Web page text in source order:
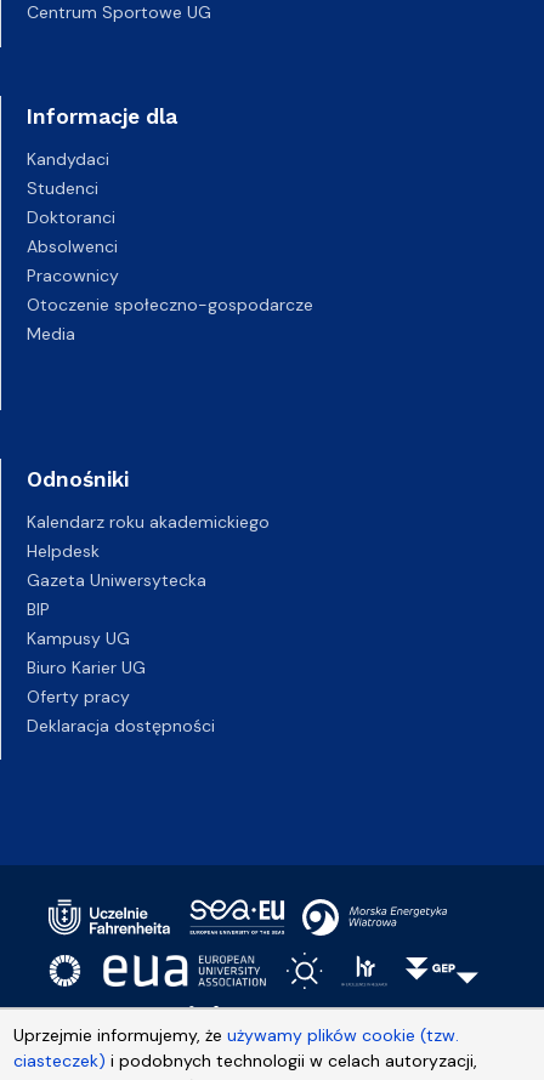
Uprzejmie informujemy, żeużywamy plików cookie (tzw.
ciasteczek) i podobnych technologii w celach autoryzacji,
Centrum Sportowe UG
Informacje dla
Kandydaci
Studenci
Doktoranci
Absolwenci
Pracownicy
Otoczenie społeczno-gospodarcze
Media
Odnośniki
Kalendarz roku akademickiego
Helpdesk
Gazeta Uniwersytecka
BIP
Kampusy UG
Biuro Karier UG
Oferty pracy
Deklaracja dostępności